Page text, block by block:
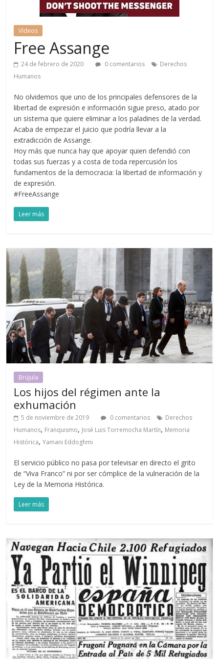
Vídeos
Free Assange
24 de febrero de 2020 0 comentarios
Derechos
Humanos
No olvidemos que uno de los principales defensores de la
libertad de expresión e información sigue preso, atado por
un sistema que quiere eliminar a los paladines de la verdad.
Acaba de empezar el juicio que podría llevar a la
extradicción de Assange.
Hoy más que nunca hay que apoyar quien defendió con
todas sus fuerzas y a costa de toda repercusión los
fundamentos de la democracia: la libertad de información y
de expresión.
#FreeAssange
Leer más
Brújula
Los hijos del régimen ante la
exhumación
5 de noviembre de 2019 0 comentarios
Derechos
Humanos, Franquismo, José Luis Torremocha Martín, Memoria
Histórica,Yamani Eddoghmi
El servicio público no pasa por televisar en directo el grito
de “Viva Franco” ni por ser cómplice de la vulneración de la
Ley de la Memoria Histórica.
Leer más